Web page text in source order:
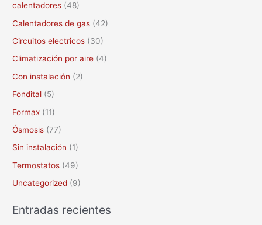
r
:
calentadores (48)
Calentadores de gas (42)
Circuitos electricos (30)
Climatización por aire (4)
Con instalación (2)
Fondital (5)
Formax (11)
Ósmosis (77)
Sin instalación (1)
Termostatos (49)
Uncategorized (9)
Entradas recientes